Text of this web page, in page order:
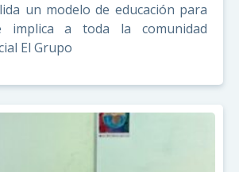
un modelo de educación para
implica a toda la comunidad
El Grupo